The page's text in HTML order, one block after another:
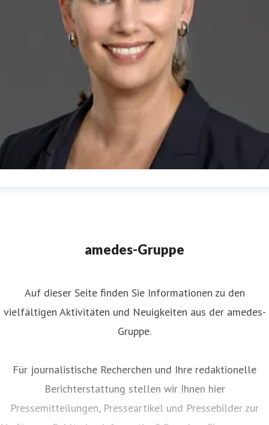
+49 172 166 08 43
amedes-Gruppe
Auf dieser Seite finden Sie Informationen zu den
vielfältigen Aktivitäten und Neuigkeiten aus der amedes-
Gruppe.
Für journalistische Recherchen und Ihre redaktionelle
Berichterstattung stellen wir Ihnen hier
Pressemitteilungen, Presseartikel und Pressebilder zur